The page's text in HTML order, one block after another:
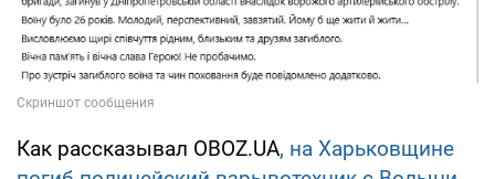
Как рассказывал OBOZ.UA, на Харьковщине